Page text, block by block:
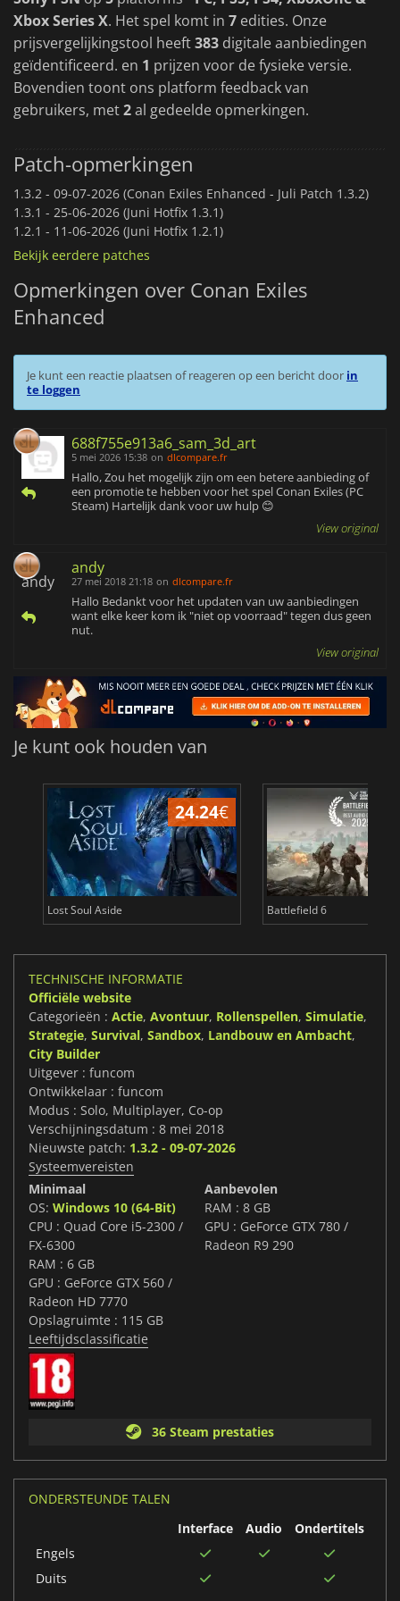
Xbox Series X. Het spel komt in 7 edities. Onze
prijsvergelijkingstool heeft383 digitale aanbiedingen
geïdentificeerd. en 1 prijzen voor de fysieke versie.
Bovendien toont ons platform feedback van
gebruikers, met2al gedeelde opmerkingen.
Patch-opmerkingen
1.3.2 - 09-07-2026 (Conan Exiles Enhanced - Juli Patch 1.3.2)
1.3.1 - 25-06-2026 (Juni Hotfix 1.3.1)
1.2.1 - 11-06-2026 (Juni Hotfix 1.2.1)
Bekijk eerdere patches
Opmerkingen over Conan Exiles
Enhanced
Je kunt een reactie plaatsen of reageren op een bericht door in
te loggen
688f755e913a6_sam_3d_art
5 mei 2026 15:38 on dlcompare.fr
Hallo, Zou het mogelijk zijn om een betere aanbieding of
een promotie te hebben voor het spel Conan Exiles (PC
Steam) Hartelijk dank voor uw hulp 😊
View original
andy
27 mei 2018 21:18 on dlcompare.fr
Hallo Bedankt voor het updaten van uw aanbiedingen
want elke keer kom ik "niet op voorraad" tegen dus geen
nut.
View original
Je kunt ook houden van
24.24€
Lost Soul Aside Battlefield 6
TECHNISCHE INFORMATIE
Officiële website
Categorieën : Actie, Avontuur, Rollenspellen, Simulatie,
Strategie, Survival, Sandbox, Landbouw en Ambacht,
City Builder
Uitgever : funcom
Ontwikkelaar : funcom
Modus : Solo, Multiplayer, Co-op
Verschijningsdatum : 8 mei 2018
Nieuwste patch: 1.3.2 - 09-07-2026
Systeemvereisten
Minimaal
OS: Windows 10 (64-Bit)
CPU : Quad Core i5-2300 /
FX-6300
RAM : 6 GB
GPU : GeForce GTX 560 /
Radeon HD 7770
Opslagruimte : 115 GB
Aanbevolen
RAM : 8 GB
GPU : GeForce GTX 780 /
Radeon R9 290
Leeftijdsclassificatie
36 Steam prestaties
ONDERSTEUNDE TALEN
Interface
Audio
Ondertitels
Engels
Duits